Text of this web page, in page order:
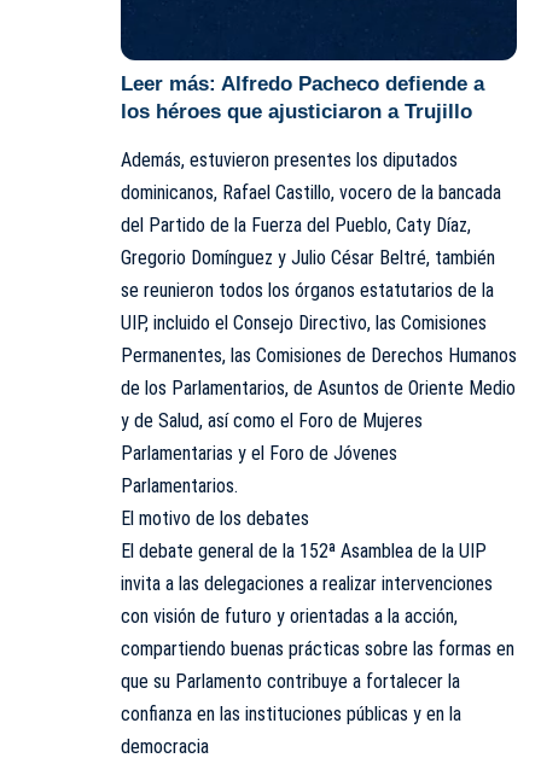
Leer más: Alfredo Pacheco defiende a
los héroes que ajusticiaron a Trujillo
Además, estuvieron presentes los diputados
dominicanos, Rafael Castillo, vocero de la bancada
del Partido de la Fuerza del Pueblo, Caty Díaz,
Gregorio Domínguez y Julio César Beltré, también
se reunieron todos los órganos estatutarios de la
UIP, incluido el Consejo Directivo, las Comisiones
Permanentes, las Comisiones de Derechos Humanos
de los Parlamentarios, de Asuntos de Oriente Medio
y de Salud, así como el Foro de Mujeres
Parlamentarias y el Foro de Jóvenes
Parlamentarios.
El motivo de los debates
El debate general de la 152ª Asamblea de la UIP
invita a las delegaciones a realizar intervenciones
con visión de futuro y orientadas a la acción,
compartiendo buenas prácticas sobre las formas en
que su Parlamento contribuye a fortalecer la
confianza en las instituciones públicas y en la
democracia